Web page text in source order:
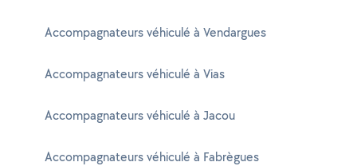
Accompagnateurs véhiculé à Vendargues
Accompagnateurs véhiculé à Vias
Accompagnateurs véhiculé à Jacou
Accompagnateurs véhiculé à Fabrègues